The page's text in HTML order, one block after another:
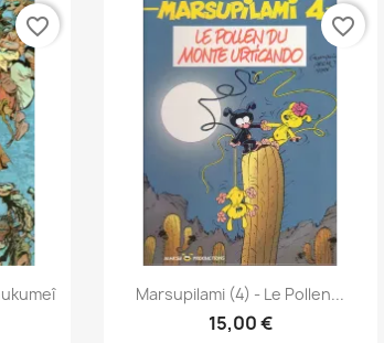
favorite_border
Vista rápida
Marsupilami (4) - Le Pollen...
15,00 €
favorite_border